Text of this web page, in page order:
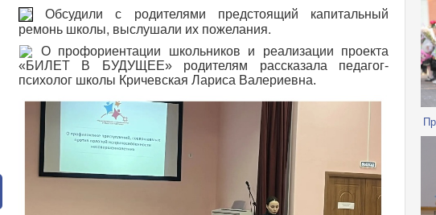
Обсудили с родителями предстоящий капитальный
ремонь школы, выслушали их пожелания.
О профориентации школьников и реализации проекта
«БИЛЕТ В БУДУЩЕЕ» родителям рассказала педагог-
психолог школы Кричевская Лариса Валериевна.